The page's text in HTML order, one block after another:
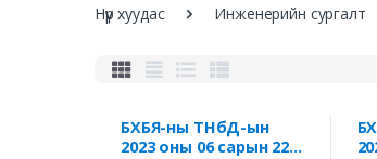
Нүүр хуудас Инженерийн сургалт
БХБЯ-ны ТНбД-ын
2023 оны 06 сарын 22-